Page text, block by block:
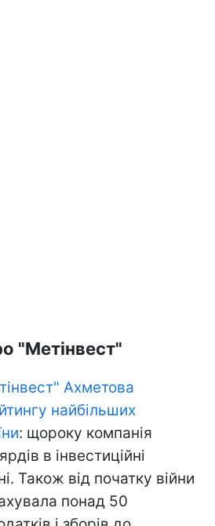
"Метінвест"
Ахметова
найбільших
: щороку компанія
в інвестиційні
Також від початку війни
понад 50